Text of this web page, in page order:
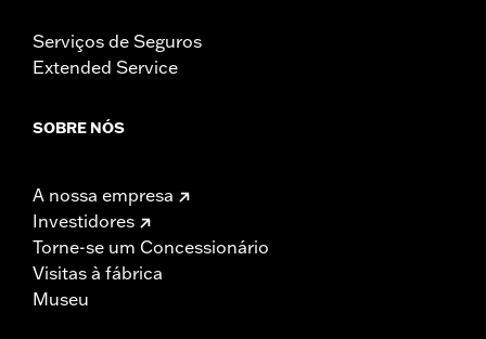
Serviços de Seguros
Extended Service
SOBRE NÓS
A nossa empresa
Investidores
Torne-se um Concessionário
Visitas à fábrica
Museu